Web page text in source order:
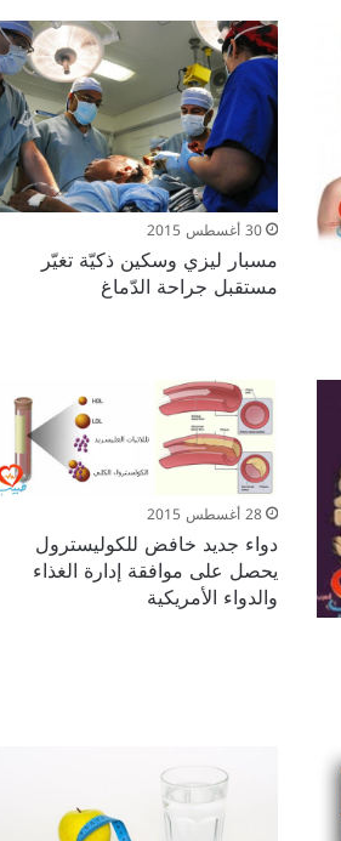
30 أغسطس 2015
مسبار ليزي وسكين ذكيّة تغيّر
مستقبل جراحة الدّماغ
28 أغسطس 2015
دواء جديد خافض للكوليسترول
يحصل على موافقة إدارة الغذاء
والدواء الأمريكية